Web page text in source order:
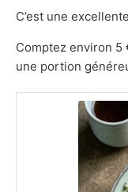
C’est une
Comptez environ 5
une portion